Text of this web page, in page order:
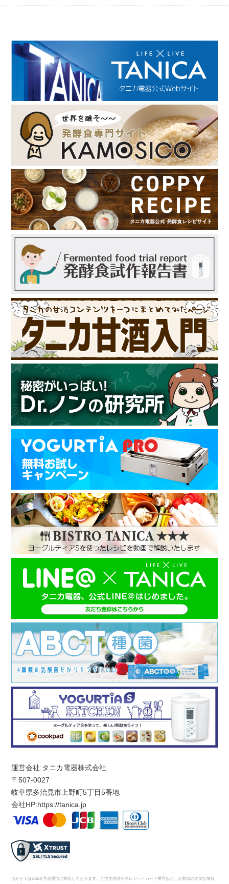
運営会社:タニカ電器株式会社
〒507-0027
岐阜県多治見市上野町5丁目5番地
会社HP:https://tanica.jp
当サイトはSSL暗号化通信に対応しております。ご注文内容やクレジットカード番号など、お客様の大切な情報